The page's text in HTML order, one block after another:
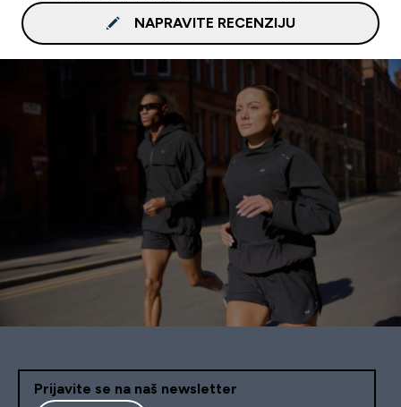
NAPRAVITE RECENZIJU
Prijavite se na naš newsletter